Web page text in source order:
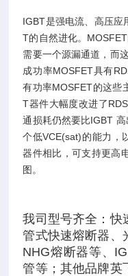
IGBT是强电流、高压应
T的自然进化。
需要一个源漏通道，而
成功率MOSFET具有
有功率MOSFET的这些
T器件大幅度改进了
通损耗仍然要比IGBT
个低VCE(sat)的能力，
器件相比，可支持更高
图。
我司型号齐全：快
管式快速熔断器、
NHG熔断器等、
管等；其他品牌英